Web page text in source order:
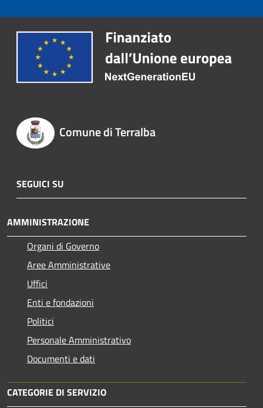
Comune di Terralba
SEGUICI SU
AMMINISTRAZIONE
Organi di Governo
Aree Amministrative
Uffici
Enti e fondazioni
Politici
Personale Amministrativo
Documenti e dati
CATEGORIE DI SERVIZIO